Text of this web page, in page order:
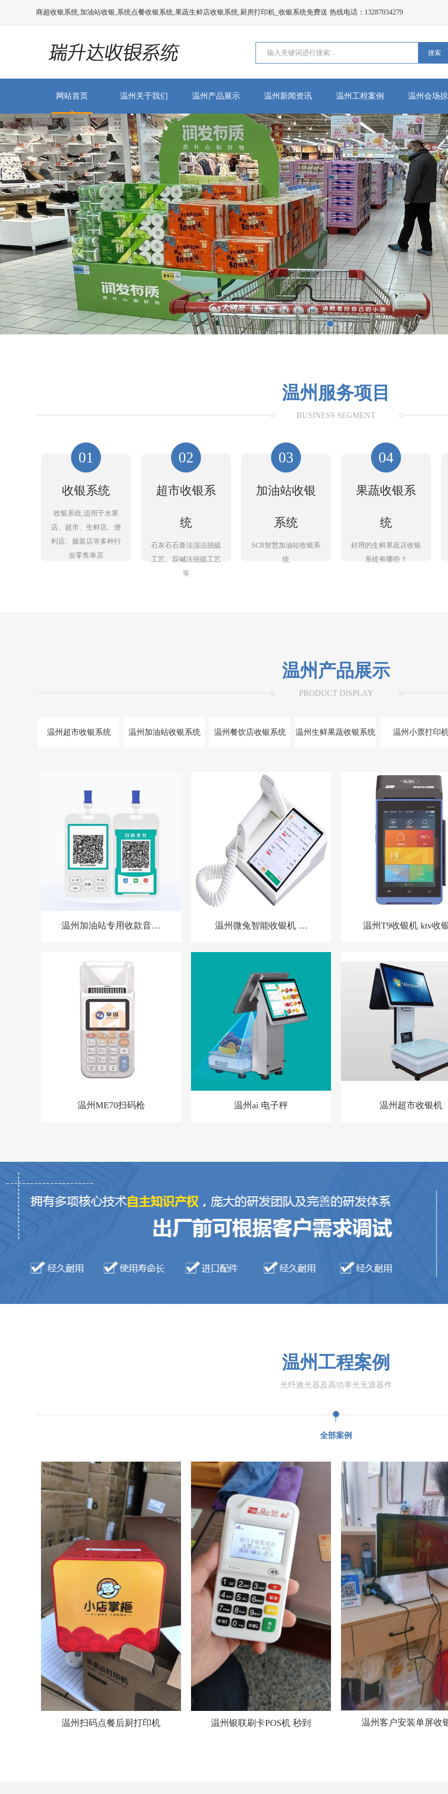
商超收银系统,加油站收银,系统点餐收银系统,果蔬生鲜店收银系统,厨房打印机_收银系统免费送 热线电话：13287034279
搜索
网站首页 温州关于我们 温州产品展示 温州新闻资讯 温州工程案例 温州会场
温州服务项目
BUSINESS SEGMENT
01
收银系统
收银系统,适用于水果
店、超市、生鲜店、便
利店、服装店等多种行
业零售单店
02
超市收银系
统
石灰石石膏法湿法脱硫
工艺、双碱法脱硫工艺
等
03
加油站收银
系统
SCR智慧加油站收银系
统
04
果蔬收银系
统
好用的生鲜果蔬店收银
系统有哪些？
温州产品展示
PRODUCT DISPLAY
温州超市收银系统 温州加油站收银系统 温州餐饮店收银系统 温州生鲜果蔬收银系统 温州小票打印
温州加油站专用收款音箱
温州微兔智能收银机 零
温州T9收银机 ktv收
温州ME70扫码枪 温州ai 电子秤 温州超市收银机
温州工程案例
光纤激光器及高功率光无源器件
全部案例
温州扫码点餐后厨打印机 温州银联刷卡POS机 秒到 温州客户安装单屏收